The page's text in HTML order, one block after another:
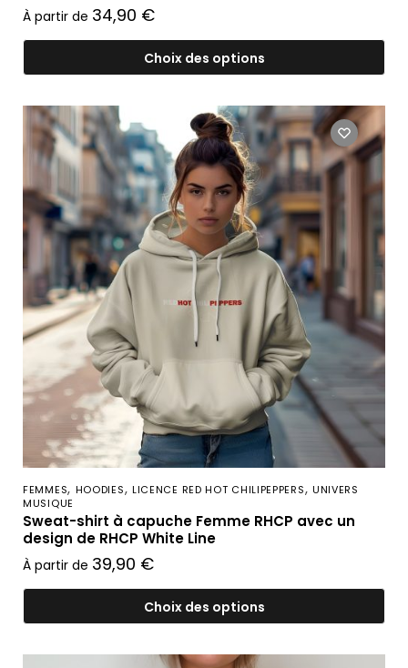
À partir de 34,90 €
Choix des options
FEMMES, HOODIES, LICENCE RED HOT CHILIPEPPERS, UNIVERS
MUSIQUE
Sweat-shirt à capuche Femme RHCP avec un
design de RHCP White Line
À partir de 39,90 €
Choix des options